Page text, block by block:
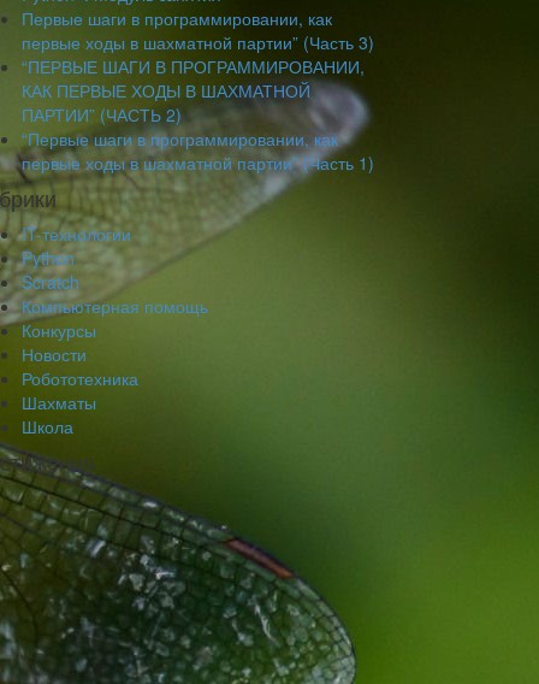
Первые шаги в программировании, как
первые ходы в шахматной партии” (Часть 3)
“ПЕРВЫЕ ШАГИ В ПРОГРАММИРОВАНИИ,
КАК ПЕРВЫЕ ХОДЫ В ШАХМАТНОЙ
ПАРТИИ” (ЧАСТЬ 2)
“Первые шаги в программировании, как
первые ходы в шахматной партии” (Часть 1)
IT-технологии
Python
Scratch
Компьютерная помощь
Конкурсы
Новости
Робототехника
Шахматы
Школа